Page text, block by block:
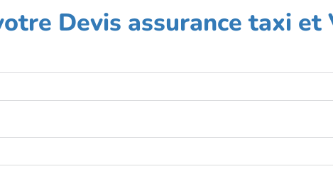
Devis assurance taxi et